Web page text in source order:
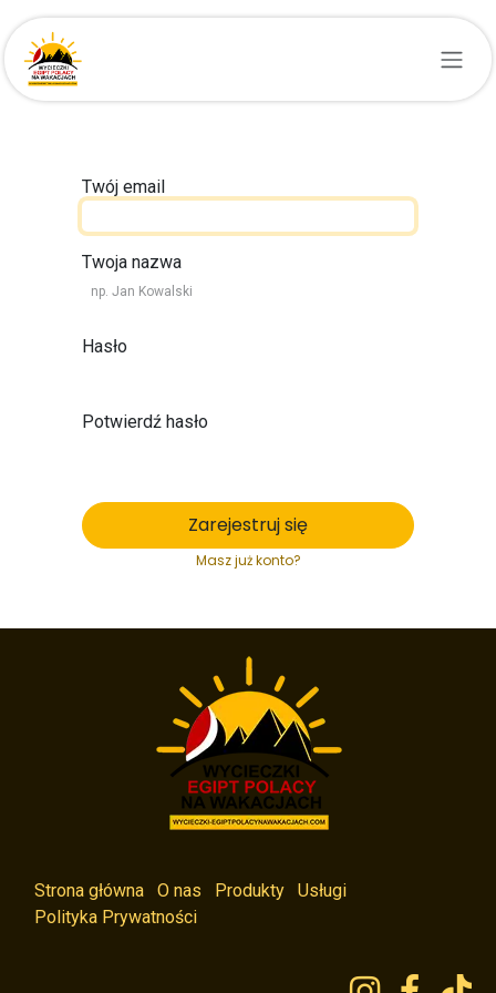
Przejdź do zawartości
Twój email
Twoja nazwa
Hasło
Potwierdź hasło
Zarejestruj się
Masz już konto?
Strona główna O nas Produkty
Usługi
Polityka Prywatności